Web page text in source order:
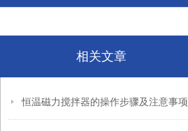
相关文章
恒温磁力搅拌器的操作步骤及注意事项